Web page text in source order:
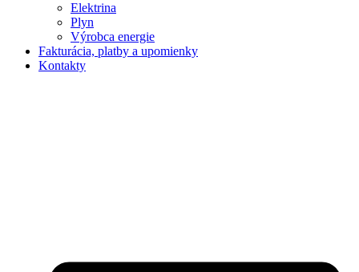
Elektrina
Plyn
Výrobca energie
Fakturácia, platby a upomienky
Kontakty